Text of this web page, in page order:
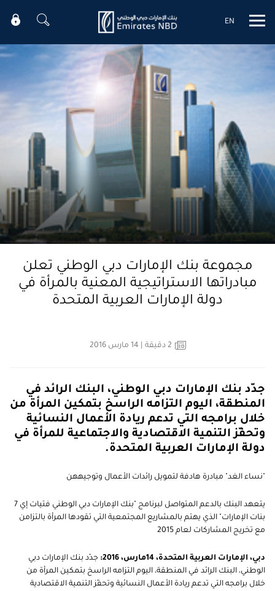
Mobile menu
EN
مجموعة بنك الإمارات دبي الوطني تعلن
مبادراتها الاستراتيجية المعنية بالمرأة في
دولة الإمارات العربية المتحدة
2 دقيقة
جدّد بنك الإمارات دبي الوطني، البنك الرائد في
المنطقة، اليوم التزامه الراسخ بتمكين المرأة من
خلال برامجه التي تدعم ريادة الأعمال النسائية
وتحفّز التنمية الاقتصادية والاجتماعية للمرأة في
دولة الإمارات العربية المتحدة.
"نساء الغد" مبادرة هادفة لتمويل رائدات الأعمال وتوجيههن
يتعهد البنك بالدعم المتواصل لبرنامج "بنك الإمارات دبي الوطني فتيات إي 7
بنات الإمارات" الذي يهتم بالمشاريع المجتمعية التي تقودها المرأة بالتزامن
مع تخريج المشاركات لعام 2015
دبي، الإمارات العربية المتحدة، 14مارس، 2016:
جدّد بنك الإمارات دبي
الوطني، البنك الرائد في المنطقة، اليوم التزامه الراسخ بتمكين المرأة من
خلال برامجه التي تدعم ريادة الأعمال النسائية وتحفّز التنمية الاقتصادية